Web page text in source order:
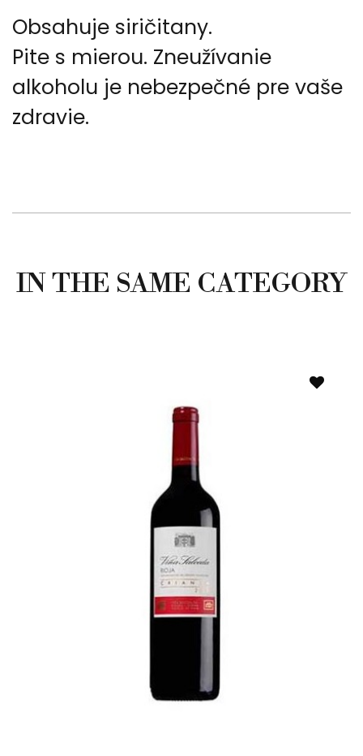
Obsahuje siričitany.
Pite s mierou. Zneužívanie
alkoholu je nebezpečné pre vaše
zdravie.
IN THE SAME CATEGORY